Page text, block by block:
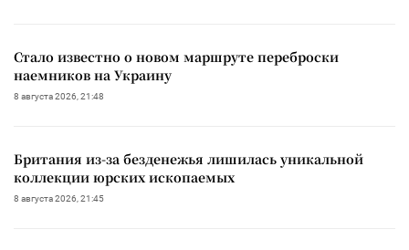
Стало известно о новом маршруте переброски
наемников на Украину
8 августа 2026, 21:48
Британия из-за безденежья лишилась уникальной
коллекции юрских ископаемых
8 августа 2026, 21:45